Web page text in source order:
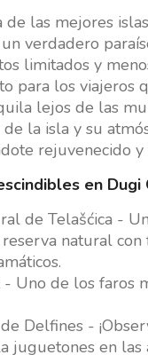
de las mejores
verdadero
limitados y
para los viajeros
lejos de las
la isla y su
rejuvenecido y
en Dugi
de Telašćica -
natural con
Uno de los faros
Delfines -
juguetones en las